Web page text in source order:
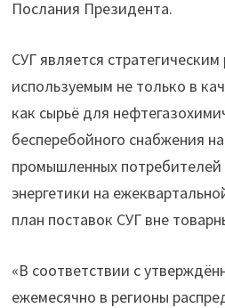
Послания Президента.
СУГ является стратегическим
используемым не только в
как сырьё для
бесперебойного снабжения
промышленных
энергетики на
план поставок СУГ вне
«В соответствии с
ежемесячно в регионы